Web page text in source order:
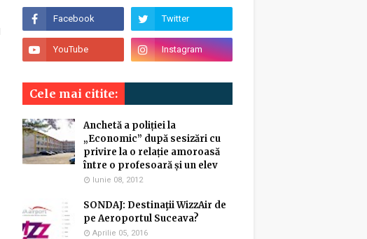
Cele mai citite:
Anchetă a poliției la
„Economic” după sesizări cu
privire la o relație amoroasă
între o profesoară și un elev
Iunie 08, 2012
SONDAJ: Destinaţii WizzAir de
pe Aeroportul Suceava?
Aprilie 05, 2016